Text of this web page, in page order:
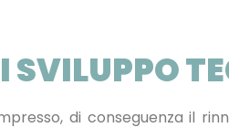
di conseguenza il